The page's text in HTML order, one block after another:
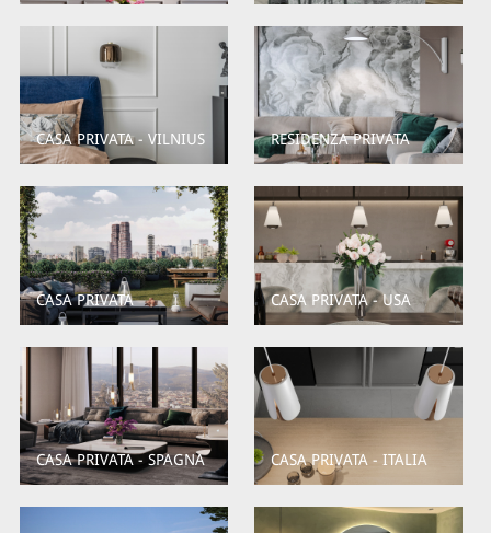
CASA PRIVATA - VILNIUS RESIDENZA PRIVATA
CASA PRIVATA CASA PRIVATA - USA
CASA PRIVATA - SPAGNA CASA PRIVATA - ITALIA